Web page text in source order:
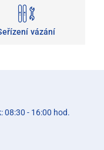
vázání
08:30 - 16:00 hod.